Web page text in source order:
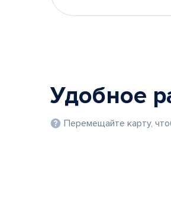
Удобное
Перемещайте карту,